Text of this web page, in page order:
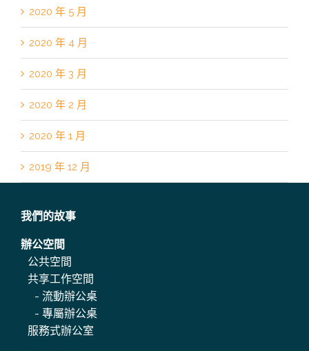
2020 年 5 月
2020 年 4 月
2020 年 3 月
2020 年 2 月
2020 年 1 月
2019 年 12 月
我們的故事
辦公空間
公共空間
共享工作空間
- 流動辦公桌
- 專屬辦公桌
服務式辦公室